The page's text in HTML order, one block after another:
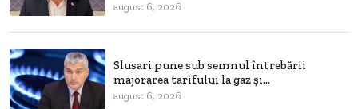
august 6, 2026
Slusari pune sub semnul întrebării
majorarea tarifului la gaz și...
august 6, 2026